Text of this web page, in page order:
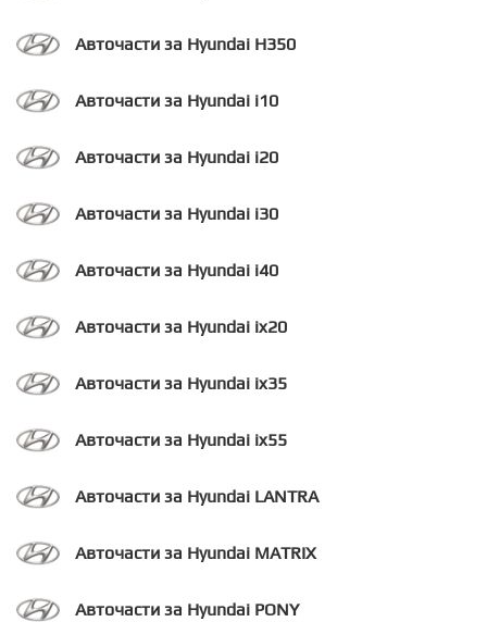
Авточасти за Hyundai H350
Авточасти за Hyundai i10
Авточасти за Hyundai i20
Авточасти за Hyundai i30
Авточасти за Hyundai i40
Авточасти за Hyundai ix20
Авточасти за Hyundai ix35
Авточасти за Hyundai ix55
Авточасти за Hyundai LANTRA
Авточасти за Hyundai MATRIX
Авточасти за Hyundai PONY